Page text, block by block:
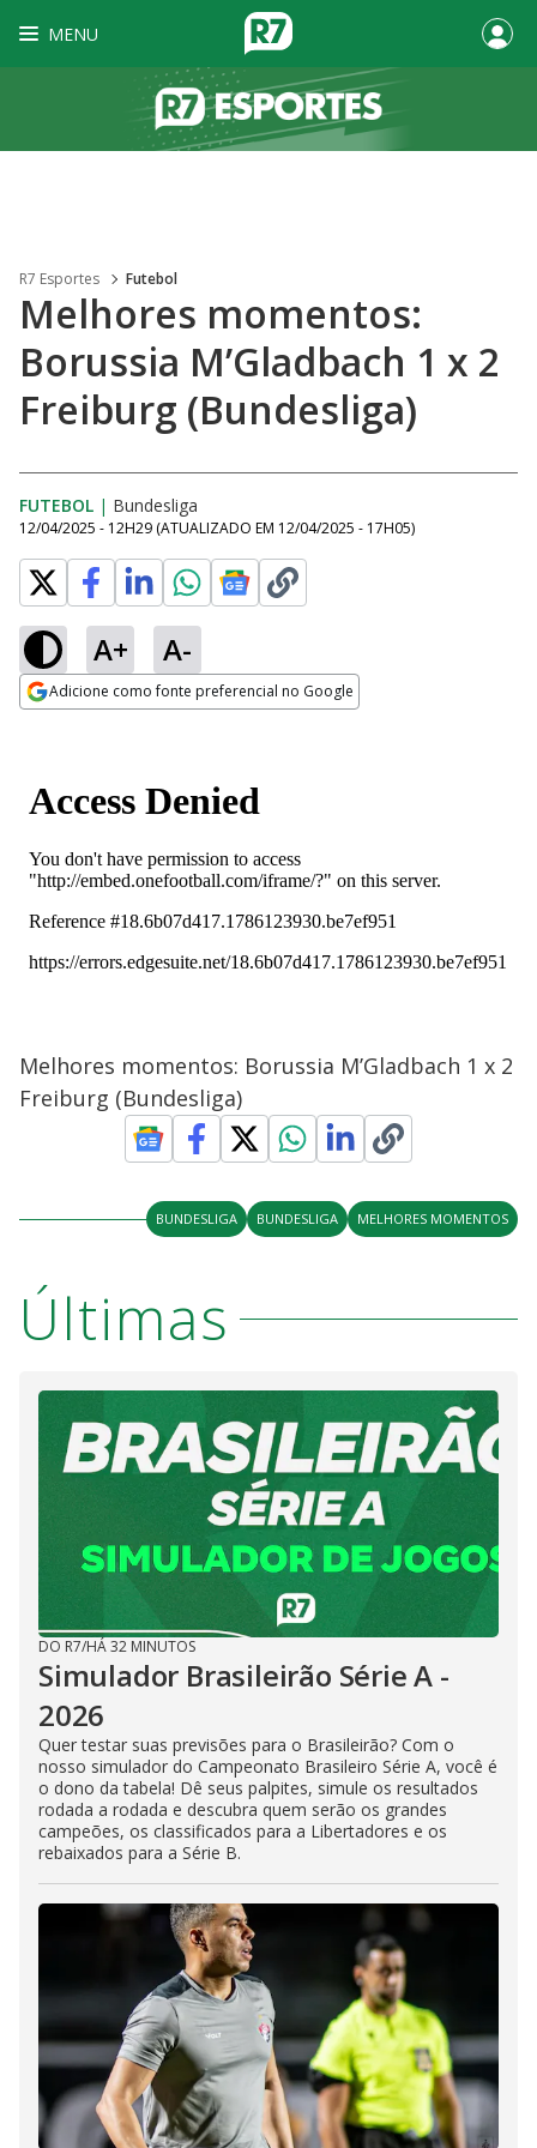
MENU
R7 Esportes Futebol
Melhores momentos:
Borussia M’Gladbach 1 x 2
Freiburg (Bundesliga)
FUTEBOL | Bundesliga
12/04/2025 - 12H29 (ATUALIZADO EM 12/04/2025 - 17H05)
A+ A-
Adicione como fonte preferencial no Google
Melhores momentos: Borussia M’Gladbach 1 x 2
Freiburg (Bundesliga)
BUNDESLIGA BUNDESLIGA MELHORES MOMENTOS
Últimas
DO R7/HÁ 32 MINUTOS
Simulador Brasileirão Série A -
2026
Quer testar suas previsões para o Brasileirão? Com o
nosso simulador do Campeonato Brasileiro Série A, você é
o dono da tabela! Dê seus palpites, simule os resultados
rodada a rodada e descubra quem serão os grandes
campeões, os classificados para a Libertadores e os
rebaixados para a Série B.